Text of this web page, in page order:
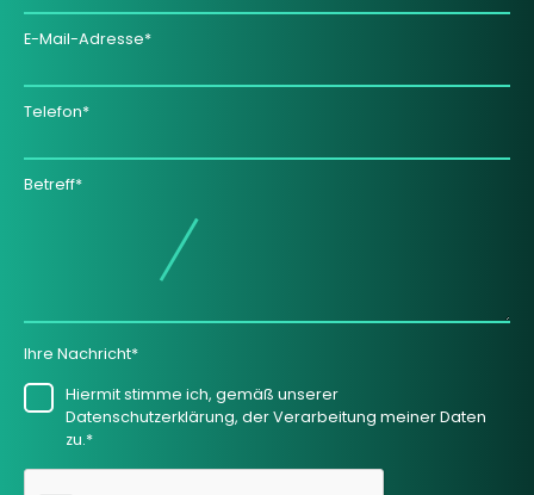
E-Mail-Adresse*
Telefon*
Betreff*
Ihre Nachricht*
Hiermit stimme ich, gemäß unserer
Datenschutzerklärung, der Verarbeitung meiner Daten
zu.*